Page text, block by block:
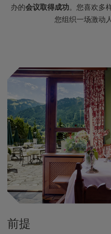
办的会议取得成功。您喜欢多
您组织一场激动
前提